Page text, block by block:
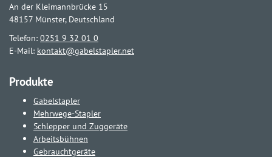
An der Kleimannbrücke 15
48157 Münster, Deutschland
Telefon: 0251 9 32 01 0
E-Mail: kontakt@gabelstapler.net
Produkte
Gabelstapler
Mehrwege-Stapler
Schlepper und Zuggeräte
Arbeitsbühnen
Gebrauchtgeräte